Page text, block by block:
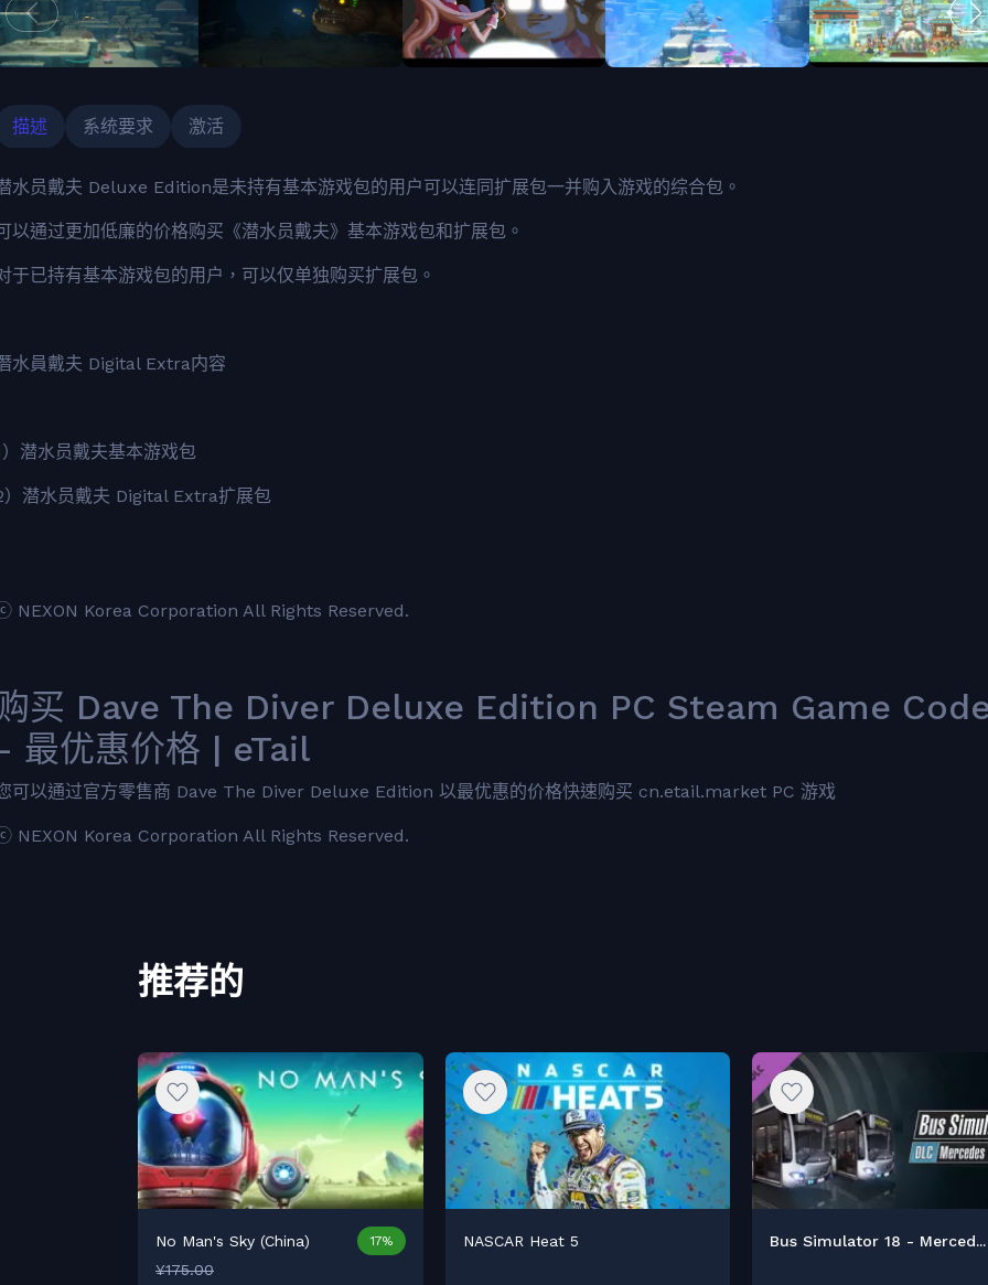
描述 系统要求 激活
水员戴夫 Deluxe Edition是未持有基本游戏包的用户可以连同扩展包一并购入游戏的综合包。
以通过更加低廉的价格购买《潜水员戴夫》基本游戏包和扩展包。
于已持有基本游戏包的用户，可以仅单独购买扩展包。
水員戴夫 Digital Extra内容
）潜水员戴夫基本游戏包
）潜水员戴夫 Digital Extra扩展包
NEXON Korea Corporation All Rights Reserved.
买 Dave The Diver Deluxe Edition PC Steam Game
最优惠价格 | eTail
可以通过官方零售商 Dave The Diver Deluxe Edition 以最优惠的价格快速购买 cn.etail.market PC 游戏
NEXON Korea Corporation All Rights Reserved.
推荐的
No Man's Sky (China) 17%
¥175.00
NASCAR Heat 5 Bus Simulator 18 - Merced...